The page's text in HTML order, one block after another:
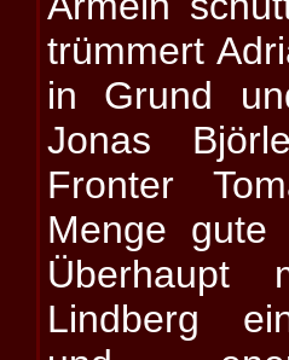
trümmert
in Grund
Jonas
Fronter
Menge gute
Überhaupt
Lindberg